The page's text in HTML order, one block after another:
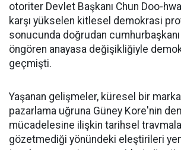
otoriter Devlet Başkanı Chun Doo-
karşı yükselen kitlesel demokrasi
sonucunda doğrudan
öngören anayasa değişikliğiyle
geçmişti.
Yaşanan gelişmeler, küresel bir
pazarlama uğruna Güney Kore'nin
mücadelesine ilişkin tarihsel
gözetmediği yönündeki eleştirileri